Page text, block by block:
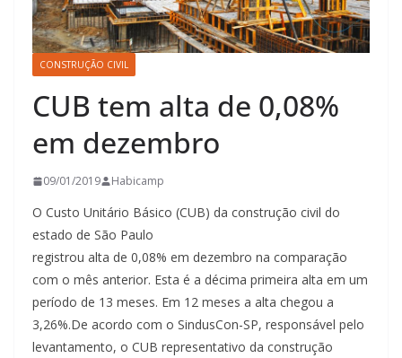
CONSTRUÇÃO CIVIL
CUB tem alta de 0,08%
em dezembro
09/01/2019 Habicamp
O Custo Unitário Básico (CUB) da construção civil do
estado de São Paulo
registrou alta de 0,08% em dezembro na comparação
com o mês anterior. Esta é a décima primeira alta em um
período de 13 meses. Em 12 meses a alta chegou a
3,26%.De acordo com o SindusCon-SP, responsável pelo
levantamento, o CUB representativo da construção